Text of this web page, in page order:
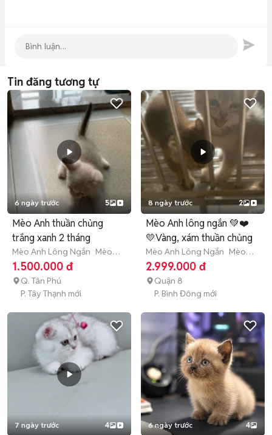
Tin đăng tương tự
6 ngày trước 5
Mèo Anh thuần chủng
trắng xanh 2 tháng
Mèo Anh Lông Ngắn Mèo
con (dưới 3 tháng tuổi)
1.500.000 đ
Q. Tân Phú
P. Tây Thạnh mới
8 ngày trước 2
Mèo Anh lông ngắn 💚❤️
💛Vàng, xám thuần chủng
Mèo Anh Lông Ngắn Mèo
con (dưới 3 tháng tuổi)
2.999.000 đ
Quận 8
P. Bình Đông mới
7 ngày trước 4 6 ngày trước 4